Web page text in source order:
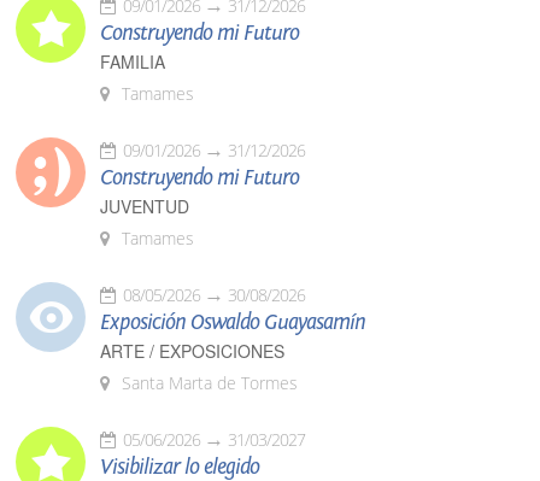
09/01/2026 31/12/2026
Construyendo mi Futuro
FAMILIA
Tamames
09/01/2026 31/12/2026
Construyendo mi Futuro
JUVENTUD
Tamames
08/05/2026 30/08/2026
Exposición Oswaldo Guayasamín
ARTE / EXPOSICIONES
Santa Marta de Tormes
05/06/2026 31/03/2027
Visibilizar lo elegido